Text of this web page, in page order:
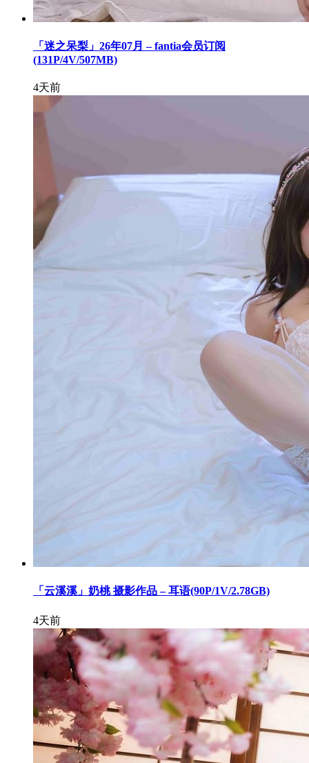
「迷之呆梨」26年07月 – fantia会员订阅
(131P/4V/507MB)
4天前
「云溪溪」奶桃 摄影作品 – 耳语(90P/1V/2.78GB)
4天前